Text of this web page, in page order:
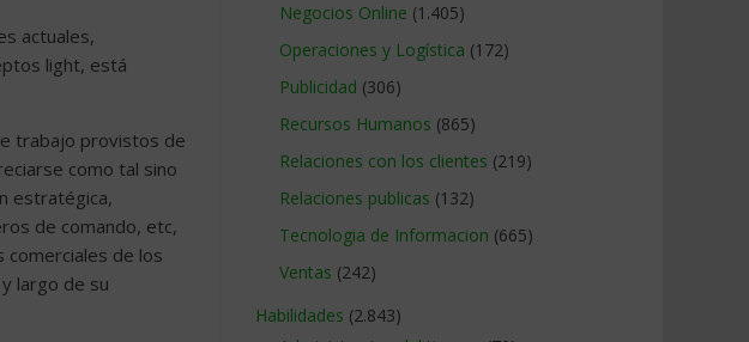
actuales,
light, está
trabajo provistos de
como tal sino
estratégica,
de comando, etc,
comerciales de los
largo de su
Negocios Online (1.405)
Operaciones y Logística (172)
Publicidad (306)
Recursos Humanos (865)
Relaciones con los clientes (219)
Relaciones publicas (132)
Tecnologia de Informacion (665)
Ventas (242)
Habilidades (2.843)